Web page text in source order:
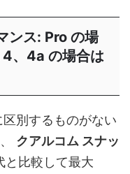
ンス: Pro の場
、4a の場合は
別するものがない
クアルコム スナッ
と比較して最大